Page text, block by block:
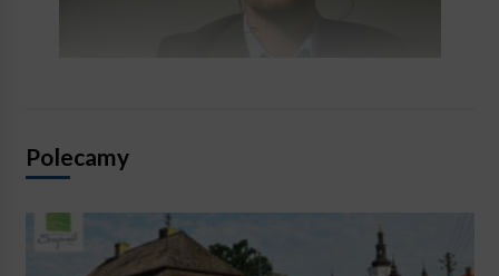
Polecamy